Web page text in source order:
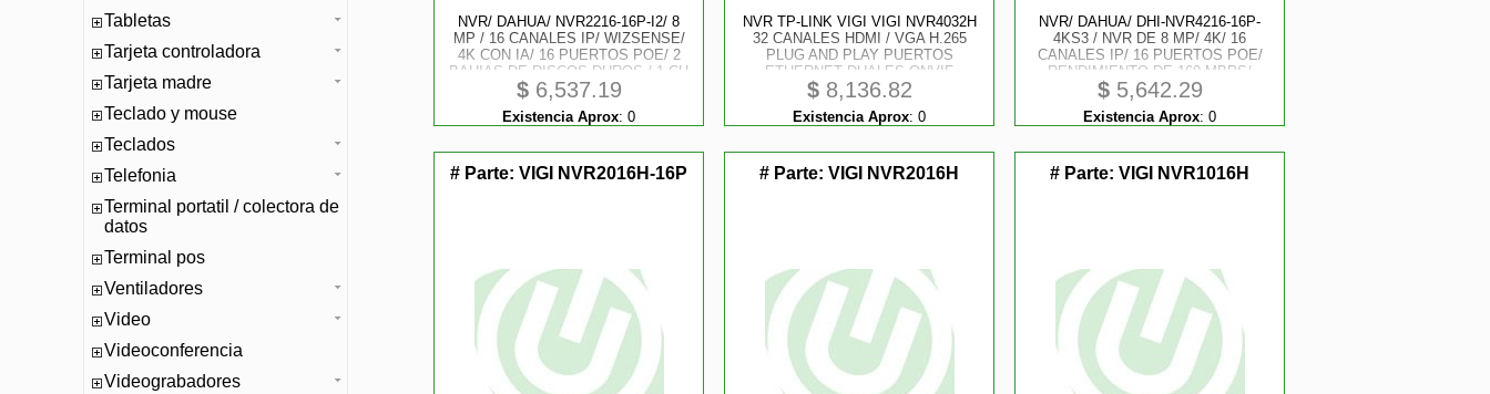
Tabletas
Tarjeta controladora
Tarjeta madre
Teclado y mouse
Teclados
Telefonia
Terminal portatil / colectora de
datos
Terminal pos
Ventiladores
Video
Videoconferencia
Videograbadores
NVR/ DAHUA/ NVR2216-16P-I2/ 8
MP / 16 CANALES IP/ WIZSENSE/
4K CON IA/ 16 PUERTOS POE/ 2
BAHIAS DE DISCOS DUROS / 1 CH
DE RECONOCIMIENTO FACIAL Y
FD/ 10 BASES DE DATOS DE
ROSTROS/ H.265/ SMD PLUS/ IA
$6,537.19
Existencia Aprox: 0
NVR TP-LINK VIGI VIGI NVR4032H
32 CANALES HDMI / VGA H.265
PLUG AND PLAY PUERTOS
ETHERNET DUALES ONVIF
MONTAJE EN RACK
$8,136.82
Existencia Aprox: 0
NVR/ DAHUA/ DHI-NVR4216-16P-
4KS3 / NVR DE 8 MP/ 4K/ 16
CANALES IP/ 16 PUERTOS POE/
RENDIMIENTO DE 160 MBPS/
SMART H.265/ 2 BAHIAS DE
DISCOS DUROS/ SALIDAS DE
VIDEO HDMIVGA/ 42 ES DE
$5,642.29
Existencia Aprox: 0
# Parte:VIGI NVR2016H-16P # Parte:VIGI NVR2016H # Parte:VIGI NVR1016H